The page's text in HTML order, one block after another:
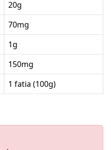
20g
70mg
1g
150mg
1 fatia (100g)